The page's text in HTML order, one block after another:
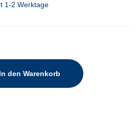
1-2 Werktage
In den Warenkorb